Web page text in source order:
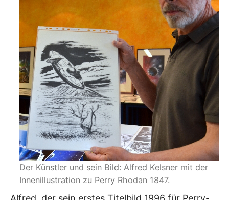
Der Künstler und sein Bild: Alfred Kelsner mit der
Innenillustration zu Perry Rhodan 1847.